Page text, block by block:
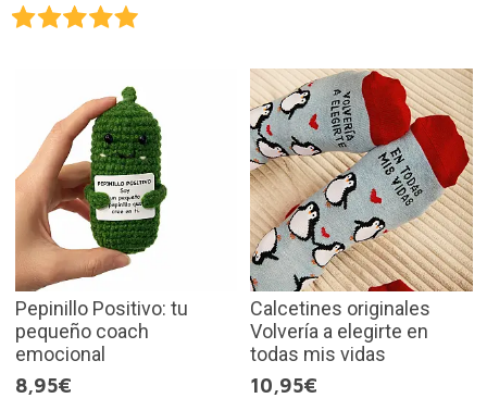
Pepinillo Positivo: tu
pequeño coach
emocional
8,95€
Calcetines originales
Volvería a elegirte en
todas mis vidas
10,95€